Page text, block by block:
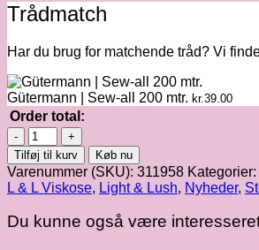
Trådmatch
Har du brug for matchende tråd? Vi
Gütermann | Sew-all 200 mtr. kr.39.00
Order total:
Light
&
Lush
|
Fastvævet
viskose
antal
Tilføj til kurv Køb nu
Varenummer (SKU): 311958 Kategorier:
L & L Viskose, Light & Lush, Nyheder,
Du kunne også være